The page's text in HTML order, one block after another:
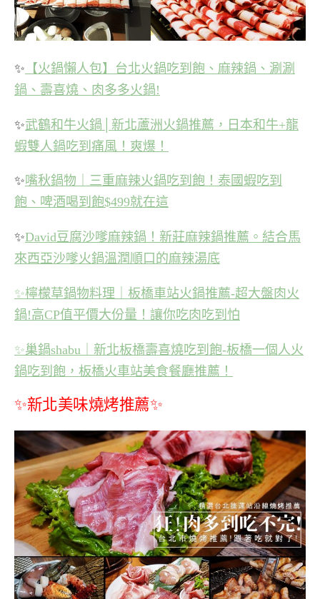
✨ 【火鍋懶人包】台北火鍋吃到飽、麻辣鍋、涮涮
鍋、壽喜燒、肉多多火鍋!
✨武鶴和牛火鍋│新北蘆洲火鍋推薦，日本和牛+龍
蝦雙人鍋吃到痛風！爽爆！
✨嘴秋鍋物｜三重麻辣火鍋吃到飽！泰國蝦吃到
飽、啤酒喝到飽$499就在這
✨David豆腐沙嗲麻辣鍋！新莊麻辣鍋推薦。結合馬
來西亞沙嗲火鍋溫潤順口的麻辣湯底
✨檸檬草鍋物料理｜板橋車站火鍋推薦-超大盤肉火
鍋!高CP值平價大份量！讓你吃肉吃到怕
✨巢鍋shabu｜新北板橋壽喜燒吃到飽-板橋一個人火
鍋吃到飽，板橋火車站美食餐廳推薦！
✨新北美味燒烤推薦✨